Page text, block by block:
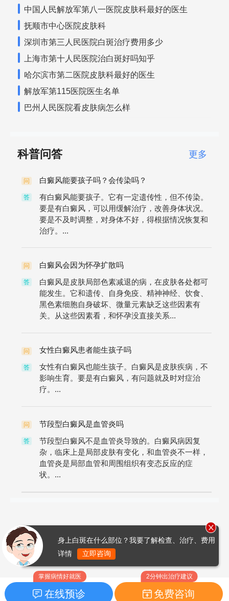
中国人民解放军第八一医院皮肤科最好的医生
抚顺市中心医院皮肤科
深圳市第三人民医院白斑治疗费用多少
上海市第十人民医院治白斑好吗知乎
哈尔滨市第二医院皮肤科最好的医生
解放军第115医院医生名单
巴州人民医院看皮肤病怎么样
科普问答 更多
问 白癜风能要孩子吗？会传染吗？
答
有白癜风能要孩子。它有一定遗传性，但不传染。
要是有白癜风，可以用缓解治疗，改善身体状况。
要是不及时调整，对身体不好，得根据情况恢复和
治疗。...
问 白癜风会因为怀孕扩散吗
答
白癜风是皮肤局部色素减退的病，在皮肤各处都可
能发生。它和遗传、自身免疫、精神神经、饮食、
黑色素细胞自身破坏、微量元素缺乏这些因素有
关。从这些因素看，和怀孕没直接关系...
问 女性白癜风患者能生孩子吗
答
女性有白癜风也能生孩子。白癜风是皮肤疾病，不
影响生育。要是有白癜风，有问题就及时对症治
疗。...
问 节段型白癜风是血管炎吗
答
节段型白癜风不是血管炎导致的。白癜风病因复
杂，临床上是局部皮肤有变化，和血管炎不一样，
血管炎是局部血管和周围组织有变态反应的症
状。...
掌握病情好就医
在线预诊
2分钟出治疗建议
免费咨询
身上白斑在什么部位？我要了解检查、治疗、费用
详情
立即咨询